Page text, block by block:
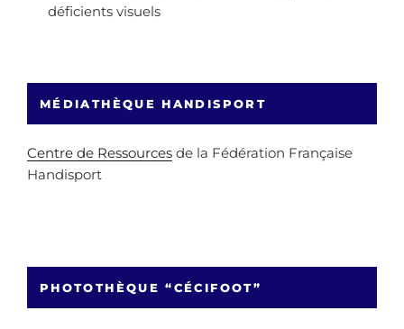
déficients visuels
MÉDIATHÈQUE HANDISPORT
Centre de Ressources de la Fédération Française
Handisport
PHOTOTHÈQUE “CÉCIFOOT”